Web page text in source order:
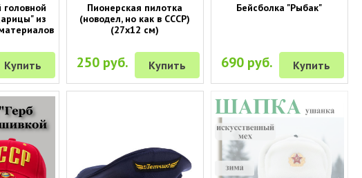
из
Купить
Пионерская пилотка
(новодел, но как в СССР)
(27х12 см)
250 руб. Купить
Бейсболка "Рыбак"
690 руб. Купить